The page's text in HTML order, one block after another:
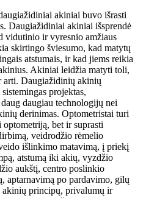
akiniai buvo išrasti
Daugiažidiniai akiniai išsprendė
vidutinio ir vyresnio amžiaus
skirtingo šviesumo, kad matytų
atstumais, ir kad jiems reikia
Akiniai leidžia matyti toli,
arti. Daugiažidinių akinių
projektas,
daugiau technologijų nei
derinimas. Optometristai turi
optometriją, bet ir suprasti
veidrodžio rėmelio
išlinkimo matavimą, į priekį
atstumą iki akių, vyzdžio
aukštį, centro poslinkio
aptarnavimą po pardavimo, gilų
akinių principų, privalumų ir